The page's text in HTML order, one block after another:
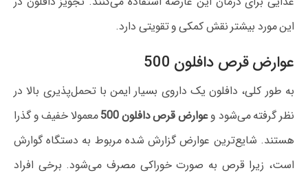
این مورد بیشتر نقش کمکی و تقویتی دارد.
عوارض قرص دافلون 500
به طور کلی، دافلون یک داروی بسیار ایمن با تحمل‌پذیری بالا در
نظر گرفته می‌شود وعوارض قرص دافلون 500
معمولا خفیف و گذرا
هستند. شایع‌ترین عوارض گزارش شده مربوط به دستگاه گوارش
است، زیرا قرص به صورت خوراکی مصرف می‌شود. برخی افراد